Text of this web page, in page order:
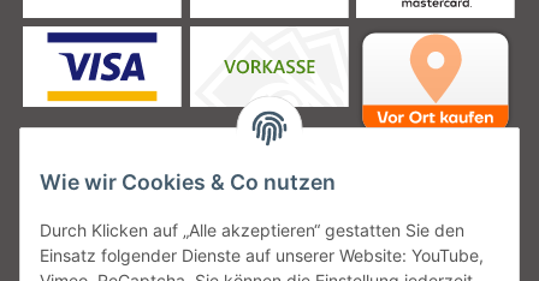
Unsere Versanddienstleister
Wie wir Cookies & Co nutzen
Durch Klicken auf „Alle akzeptieren“ gestatten Sie den
Einsatz folgender Dienste auf unserer Website: YouTube,